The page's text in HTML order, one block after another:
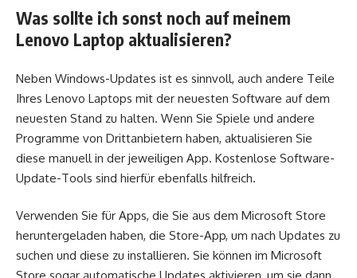
Was sollte ich sonst noch auf meinem
Lenovo Laptop aktualisieren?
Neben Windows-Updates ist es sinnvoll, auch andere Teile
Ihres Lenovo Laptops mit der neuesten Software auf dem
neuesten Stand zu halten. Wenn Sie Spiele und andere
Programme von Drittanbietern haben, aktualisieren Sie
diese manuell in der jeweiligen App. Kostenlose Software-
Update-Tools sind hierfür ebenfalls hilfreich.
Verwenden Sie für Apps, die Sie aus dem Microsoft Store
heruntergeladen haben, die Store-App, um nach Updates zu
suchen und diese zu installieren. Sie können im Microsoft